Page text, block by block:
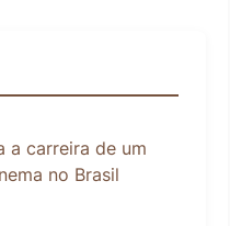
a carreira de um
no Brasil